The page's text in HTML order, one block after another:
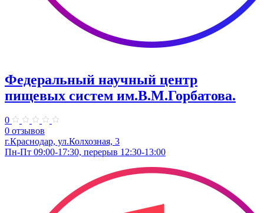
Федеральный научный центр
пищевых систем им.В.М.Горбатова.
0
0 отзывов
г.Краснодар, ул.Колхозная, 3
Пн-Пт 09:00-17:30, перерыв 12:30-13:00